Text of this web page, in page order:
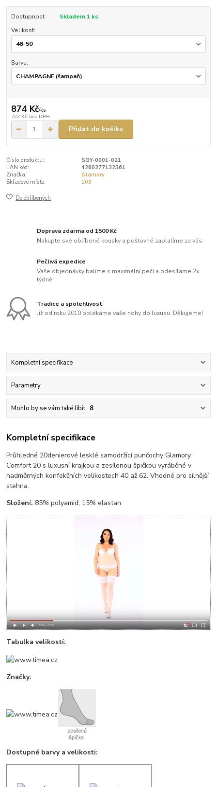
Dostupnost
Skladem 1 ks
Velikost:
Barva:
874 Kč/ks
722 Kč bez DPH
Přidat do košíku
Číslo produktu:
SGY-0001-021
EAN kód:
4260277132361
Značka:
Glamory
Skladové místo:
109
Do oblíbených
Doprava zdarma od 1500 Kč
Nakupte své oblíbené kousky a poštovné zaplatíme za vás.
Pečlivá expedice
Vaše objednávky balíme s maximální péčí a odesíláme 2x
týdně.
Tradice a spolehlivost
Již od roku 2010 oblékáme vaše nohy do luxusu. Děkujeme!
Kompletní specifikace
Parametry
Mohlo by se vám také líbit 8
Kompletní specifikace
Průhledné 20denierové lesklé samodržící punčochy Glamory
Comfort 20 s luxusní krajkou a zesílenou špičkou vyráběné v
nadměrných konfekčních velikostech 40 až 62. Vhodné pro silnější
stehna.
Složení: 85% polyamid, 15% elastan
Tabulka velikostí:
Značky:
Dostupné barvy a velikosti: